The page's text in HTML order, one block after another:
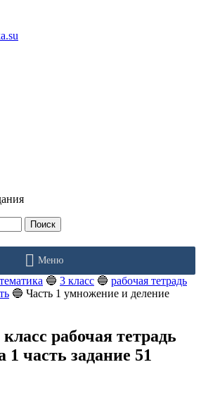
Меню
🔵 3 класс 🔵 рабочая тетрадь
🔵 Часть 1 умножение и деление
рабочая тетрадь
часть задание 51